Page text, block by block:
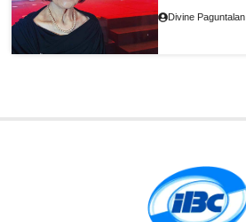
Divine Paguntalan